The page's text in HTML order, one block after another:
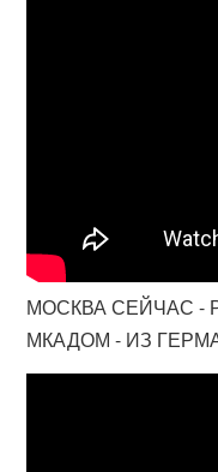
МОСКВА СЕЙЧАС -
МКАДОМ - ИЗ